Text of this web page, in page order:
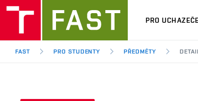
PRO UCHAZEČE
FAST PRO STUDENTY PŘEDMĚTY